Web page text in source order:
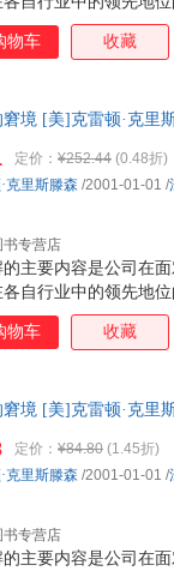
以精于管理著称的公
物车 收藏
境 [美]克雷顿·克里
的主要内容是公司在
自行业中的领先地
以精于管理著称的公
定价： ¥252.44 (0.48折)
书专营店
克里斯滕森 /2001-01-01 /
物车 收藏
境 [美]克雷顿·克里
的主要内容是公司在
定价： ¥84.80 (1.45折)
书专营店
克里斯滕森 /2001-01-01 /